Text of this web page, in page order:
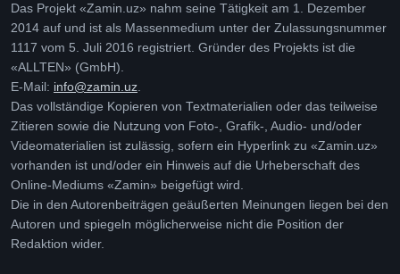
Das Projekt «Zamin.uz» nahm seine Tätigkeit am 1. Dezember
2014 auf und ist als Massenmedium unter der Zulassungsnummer
1117 vom 5. Juli 2016 registriert. Gründer des Projekts ist die
«ALLTEN» (GmbH).
E-Mail: info@zamin.uz
Das vollständige Kopieren von Textmaterialien oder das teilweise
Zitieren sowie die Nutzung von Foto-, Grafik-, Audio- und/oder
Videomaterialien ist zulässig, sofern ein Hyperlink zu «Zamin.uz»
vorhanden ist und/oder ein Hinweis auf die Urheberschaft des
Online-Mediums «Zamin» beigefügt wird.
Die in den Autorenbeiträgen geäußerten Meinungen liegen bei den
Autoren und spiegeln möglicherweise nicht die Position der
Redaktion wider.